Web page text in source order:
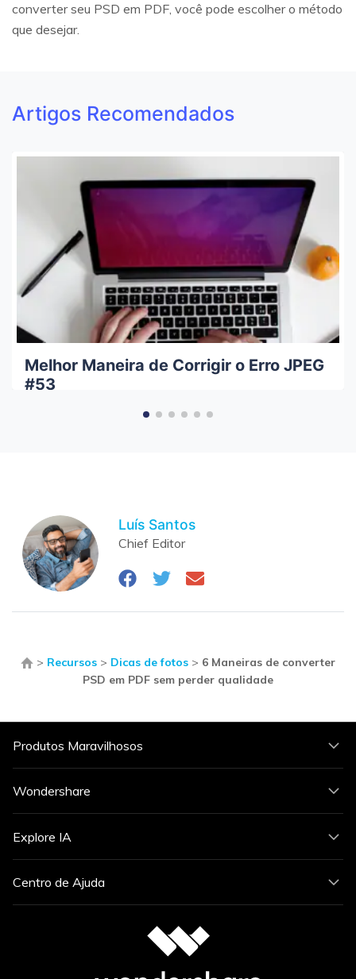
converter seu PSD em PDF, você pode escolher o método
que desejar.
Artigos Recomendados
Melhor Maneira de Corrigir o Erro JPEG
#53
Luís Santos
Chief Editor
> Recursos > Dicas de fotos > 6 Maneiras de converter
PSD em PDF sem perder qualidade
Produtos Maravilhosos
Wondershare
Explore IA
Centro de Ajuda